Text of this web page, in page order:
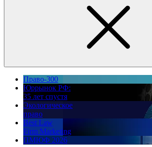
Право-300
Юррынок РФ:
35 лет спустя
Экологическое
право
Best Law
Firm Marketing
ПМЮФ 2026